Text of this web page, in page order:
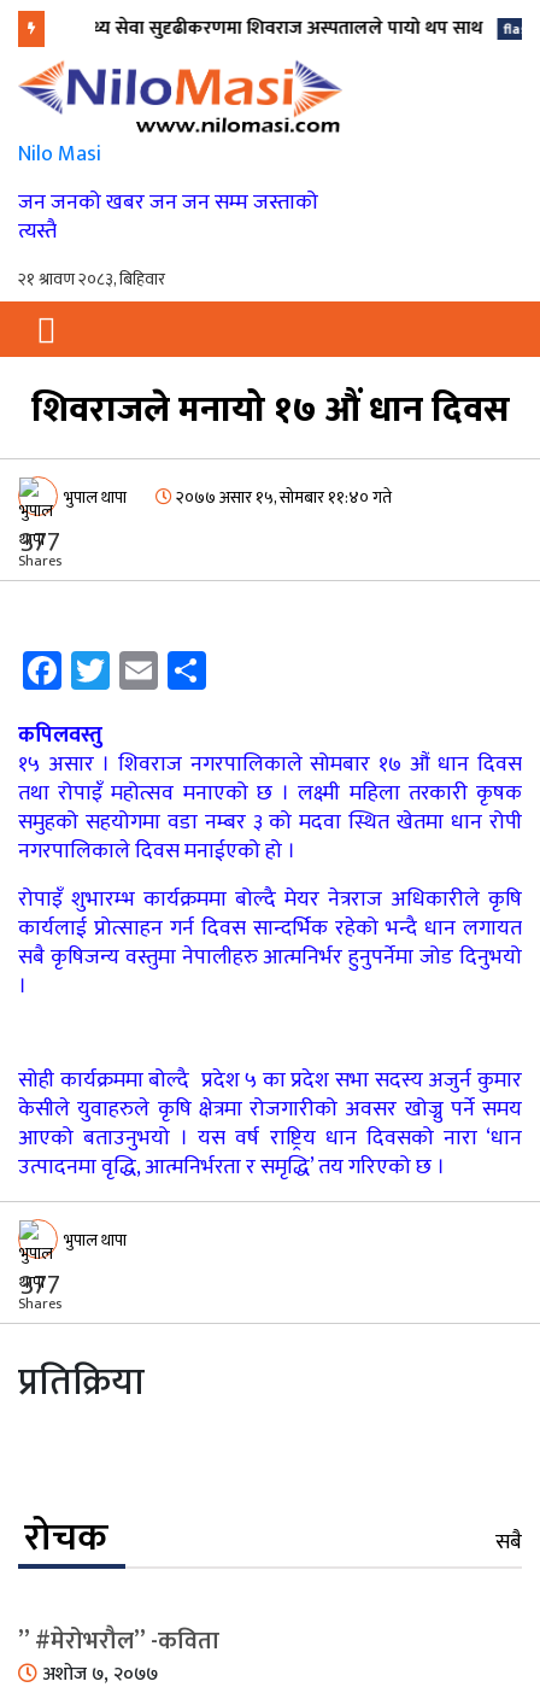
स्वास्थ्य सेवा सुदृढीकरणमा शिवराज अस्पतालले पायो थप साथ flash
Nilo Masi
जन जनको खबर जन जन सम्म जस्ताको
त्यस्तै
शिवराजले मनायो १७ औं धान दिवस
भुपाल थापा २०७७ असार १५, सोमबार ११:४० गते
377
Shares
Facebook
Twitter
Email
कपिलवस्तु
१५ असार । शिवराज नगरपालिकाले सोमबार १७ औं धान दिवस
तथा रोपाइँ महोत्सव मनाएको छ । लक्ष्मी महिला तरकारी कृषक
समुहको सहयोगमा वडा नम्बर ३ को मदवा स्थित खेतमा धान रोपी
नगरपालिकाले दिवस मनाईएको हो ।
रोपाइँ शुभारम्भ कार्यक्रममा बोल्दै मेयर नेत्रराज अधिकारीले कृषि
कार्यलाई प्रोत्साहन गर्न दिवस सान्दर्भिक रहेको भन्दै धान लगायत
सबै कृषिजन्य वस्तुमा नेपालीहरु आत्मनिर्भर हुनुपर्नेमा जोड दिनुभयो
।
सोही कार्यक्रममा बोल्दै प्रदेश ५ का प्रदेश सभा सदस्य अजुर्न कुमार
केसीले युवाहरुले कृषि क्षेत्रमा रोजगारीको अवसर खोज्नु पर्ने समय
आएको बताउनुभयो । यस वर्ष राष्ट्रिय धान दिवसको नारा ‘धान
उत्पादनमा वृद्धि, आत्मनिर्भरता र समृद्धि’ तय गरिएको छ ।
भुपाल थापा
377
Shares
प्रतिक्रिया
रोचक सबै
” #मेरोभरौल” -कविता
अशोज ७, २०७७